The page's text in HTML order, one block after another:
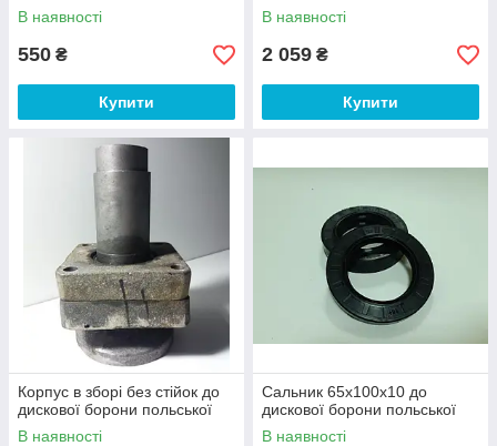
В наявності
550 ₴
Купити
В наявності
2 059 ₴
Купити
Корпус в зборі без стійок до
дискової борони польської
В наявності
Сальник 65х100х10 до
дискової борони польської
В наявності